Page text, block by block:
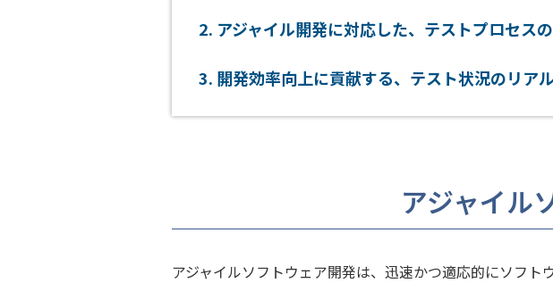
アジャイル開発に対応した、テストプロセス
開発効率向上に貢献する、テスト状況のリア
アジャイル
アジャイルソフトウェア開発は、迅速かつ適応的にソフ